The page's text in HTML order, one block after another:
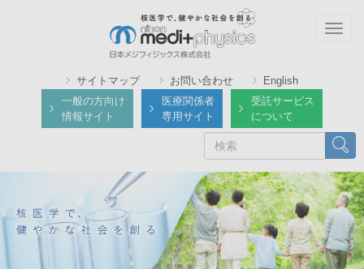
サイトマップ お問い合わせ
English
一般の方向け
情報サイト
医療関係者
専用サイト
受託サービス
について
検索